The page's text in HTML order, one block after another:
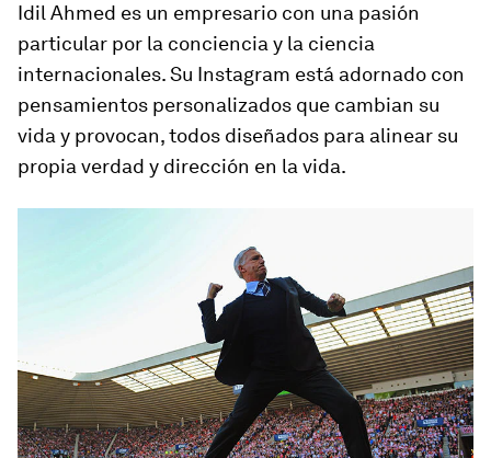
Idil Ahmed es un empresario con una pasión
particular por la conciencia y la ciencia
internacionales. Su Instagram está adornado con
pensamientos personalizados que cambian su
vida y provocan, todos diseñados para alinear su
propia verdad y dirección en la vida.